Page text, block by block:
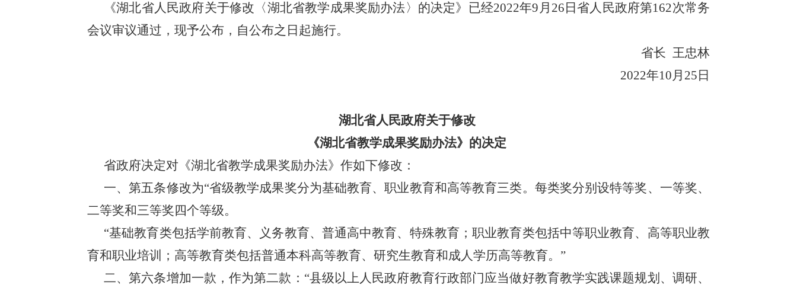
《湖北省人民政府关于修改〈湖北省教学成果奖励办法〉的决定》已经2022年9月26日省人民政府第162次常务
会议审议通过，现予公布，自公布之日起施行。
省长 王忠林
2022年10月25日
湖北省人民政府关于修改
《湖北省教学成果奖励办法》的决定
省政府决定对《湖北省教学成果奖励办法》作如下修改：
一、第五条修改为“省级教学成果奖分为基础教育、职业教育和高等教育三类。每类奖分别设特等奖、一等奖、
二等奖和三等奖四个等级。
“基础教育类包括学前教育、义务教育、普通高中教育、特殊教育；职业教育类包括中等职业教育、高等职业教
育和职业培训；高等教育类包括普通本科高等教育、研究生教育和成人学历高等教育。”
二、第六条增加一款，作为第二款：“县级以上人民政府教育行政部门应当做好教育教学实践课题规划、调研、